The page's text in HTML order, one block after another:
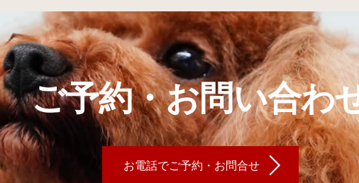
ご予約・お問い合わ
お電話でご予約・お問合せ